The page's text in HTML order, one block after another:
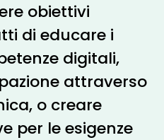
obiettivi
di educare i
digitali,
attraverso
o creare
per le esigenze